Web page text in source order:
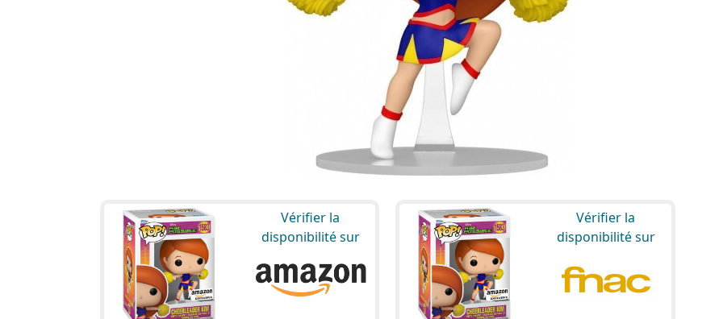
Vérifier la
disponibilité sur
Vérifier la
disponibilité sur